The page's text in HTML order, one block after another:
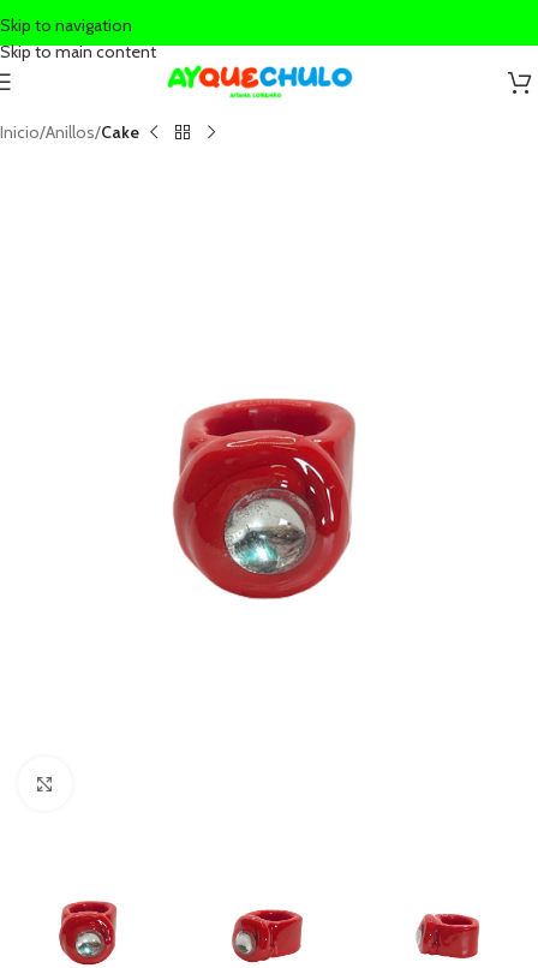
Skip to navigation
Skip to main content
Inicio Anillos Cake